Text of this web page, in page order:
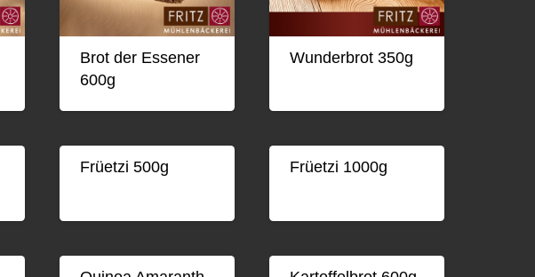
Brot der Essener
600g
Wunderbrot 350g
Früetzi 500g Früetzi 1000g